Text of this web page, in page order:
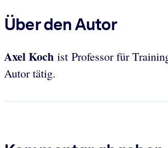
Über den Autor
Axel Koch ist Professor für
Autor tätig.